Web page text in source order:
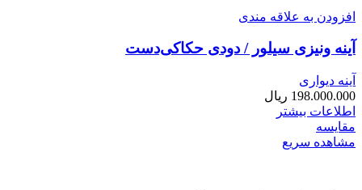
افزودن به علاقه مندی
آینه ونیزی سیلور / دودی حکاکی‌دست
آینه دیواری
198.000.000 ریال
اطلاعات بیشتر
مقایسه
مشاهده سریع